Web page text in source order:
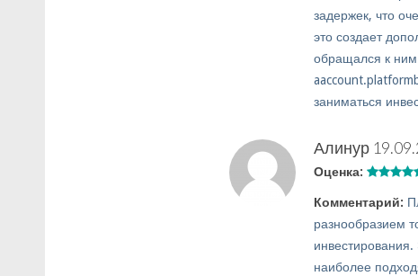
задержек, что
это создает
обращался к ним
заниматься
Алинур
Оценка:
Комментарий:
разнообразием
наиболее